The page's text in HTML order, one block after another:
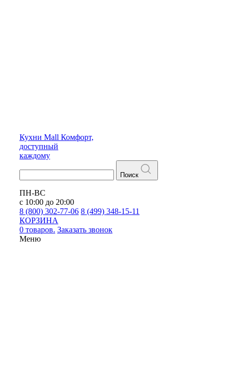
Кухни Mall Комфорт,
доступный
каждому
Поиск
ПН-ВС
с 10:00 до 20:00
8 (800) 302-77-06 8 (499) 348-15-11
КОРЗИНА
0 товаров. Заказать звонок
Меню